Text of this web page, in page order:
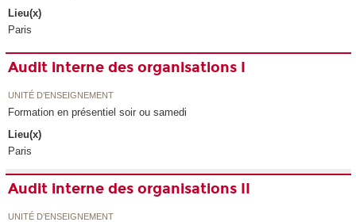
Lieu(x)
Paris
Audit interne des organisations I
UNITÉ D’ENSEIGNEMENT
Formation en présentiel soir ou samedi
Lieu(x)
Paris
Audit interne des organisations II
UNITÉ D’ENSEIGNEMENT